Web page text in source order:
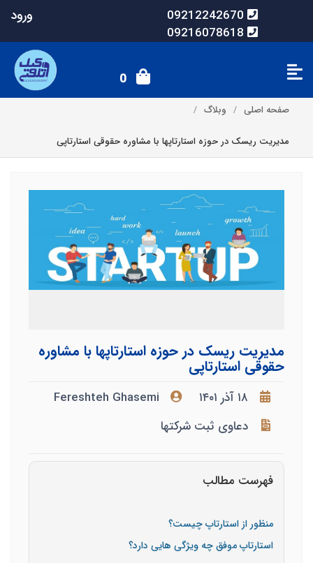
09212242670
09216078618
ورود
0
صفحه اصلی وبلاگ
مدیریت ریسک در حوزه استارتاپها با مشاوره حقوقی استارتاپی
مدیریت ریسک در حوزه استارتاپها با مشاوره
حقوقی استارتاپی
۱۸ آذر ۱۴۰۱
Fereshteh Ghasemi
دعاوی ثبت شرکتها
فهرست مطالب
منظور از استارتاپ چیست؟
استارتاپ موفق چه ویژگی هایی دارد؟